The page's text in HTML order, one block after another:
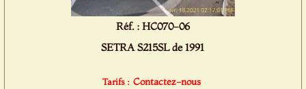
Réf. : HC070-06
SETRA S215SL de 1991
Tarifs : Contactez-nous